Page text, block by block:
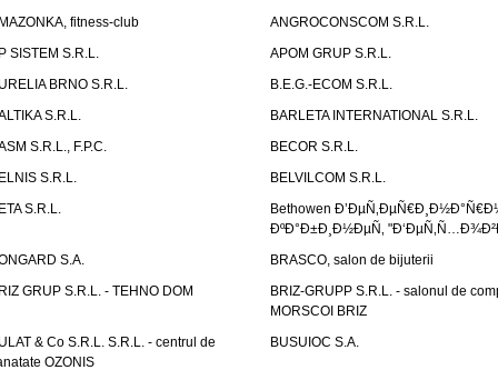
fitness-club
ANGROCONSCOM S.R.L.
SISTEM S.R.L.
APOM GRUP S.R.L.
BRNO S.R.L.
B.E.G.-ECOM S.R.L.
S.R.L.
BARLETA INTERNATIONAL S.R.L.
S.R.L., F.P.C.
BECOR S.R.L.
S.R.L.
BELVILCOM S.R.L.
S.R.L.
Bethowen
ÐºÐ°Ð±Ð¸Ð½ÐµÑ‚
S.A.
BRASCO, salon de bijuterii
GRUP S.R.L. - TEHNO DOM
BRIZ-GRUPP S.R.L. - salonul de
MORSCOI BRIZ
& Co S.R.L. S.R.L. - centrul de
OZONIS
BUSUIOC S.A.